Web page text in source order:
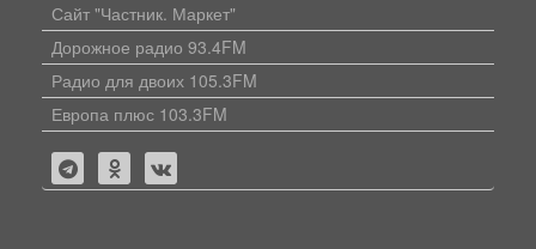
Сайт "Частник. Маркет"
Дорожное радио 93.4FM
Радио для двоих 105.3FM
Европа плюс 103.3FM